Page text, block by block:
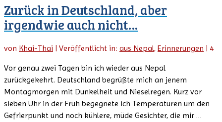
Zurück in Deutschland, aber
irgendwie auch nicht…
von Khai-Thai | Veröffentlicht in: aus Nepal, Erinnerungen | 4
Vor genau zwei Tagen bin ich wieder aus Nepal
zurückgekehrt. Deutschland begrüßte mich an jenem
Montagmorgen mit Dunkelheit und Nieselregen. Kurz vor
sieben Uhr in der Früh begegnete ich Temperaturen um den
Gefrierpunkt und noch kühlere, müde Gesichter, die mir …